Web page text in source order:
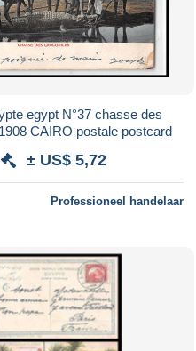
egypt N°37 chasse des
CAIRO postale postcard
± US$ 5,72
Professioneel handelaar